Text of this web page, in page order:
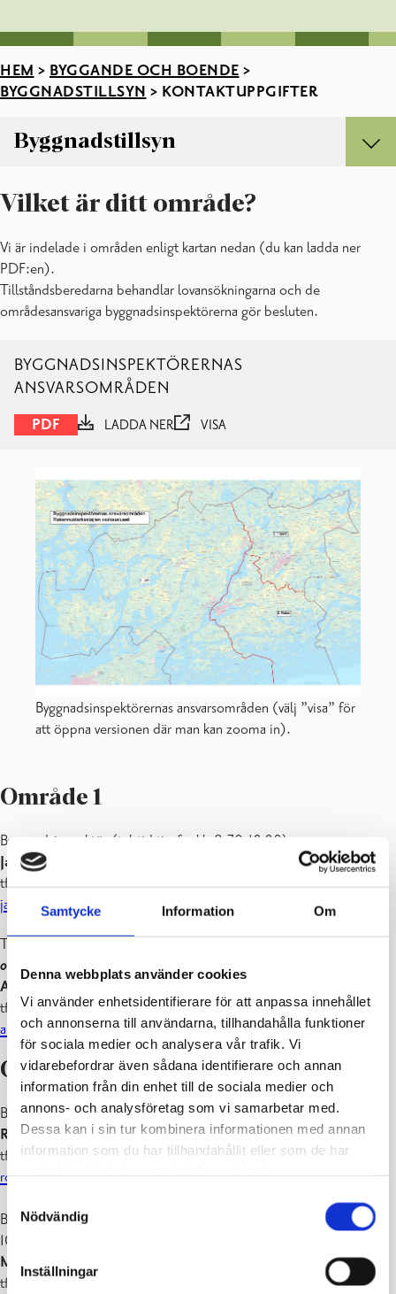
Samtycke Information Om
Denna webbplats använder cookies
Vi använder enhetsidentifierare för att anpassa innehållet
och annonserna till användarna, tillhandahålla funktioner
för sociala medier och analysera vår trafik. Vi
vidarebefordrar även sådana identifierare och annan
information från din enhet till de sociala medier och
annons- och analysföretag som vi samarbetar med.
Dessa kan i sin tur kombinera informationen med annan
information som du har tillhandahållit eller som de har
Nödvändig
Inställningar
HEM > BYGGANDE OCH BOENDE >
BYGGNADSTILLSYN > KONTAKTUPPGIFTER
Byggnadstillsyn
Bra att veta när du vill bygga /FAQ
Byggnadsordning
Byggnadstillsynens blanketter
Byggnadstillsynens taxor
Förhandsvägledning
Huvudritningar
Kontaktuppgifter
Korrigering av byggnadsregistret
Lov för avloppsvattensystem
Lov för jordbyggnadsarbeten
Syner och granskningar
Vilket är ditt område?
Vi är indelade i områden enligt kartan nedan (du kan ladda ner
PDF:en).
Tillståndsberedarna behandlar lovansökningarna och de
områdesansvariga byggnadsinspektörerna gör besluten.
BYGGNADSINSPEKTÖRERNAS
ANSVARSOMRÅDEN
PDF LADDA NER VISA
Byggnadsinspektörernas ansvarsområden (välj ”visa” för
att öppna versionen där man kan zooma in).
Område 1
Byggnadsinspektör (tel.tid tis–fre kl. 9.30-10.00):
Jari Sandberg
tfn 019 289 3803
jari.sandberg@raseborg.fi
Tillståndsarkitekt, tillståndsberedare och
områden
(tel.tid tis–fre kl. 9.30-10.00):
Anna Gottberg
tfn 019 289 3800
anna.gottberg@raseborg.fi
Område 2
Byggnadsinspektör (tel.tid tis–fre kl. 9.30-10.00):
Robert Juslenius
tfn 019 289 3801
robert.juslenius@raseborg.fi
Byggnadsinspektör, tillståndsberedare (tel.tid tis–fre kl. 9.30-
10.00):
Markus Östman
tfn 019 289 3807